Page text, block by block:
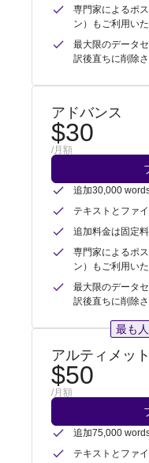
専門家によるポ
ン）もご利用いた
最大限のデータ
訳後直ちに削除さ
アドバンス
$30
/月額
追加30,000
テキストとファ
追加料金は固定
専門家によるポ
ン）もご利用いた
最大限のデータ
訳後直ちに削除さ
最も
アルティメット
$50
/月額
追加75,000
テキストとファ